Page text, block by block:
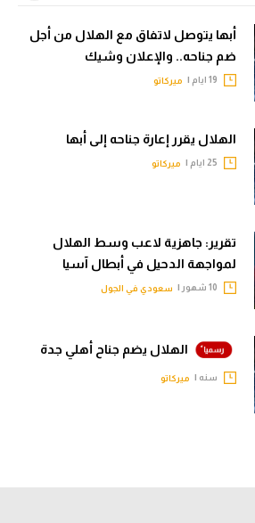
أبها يتوصل لاتفاق مع الهلال من أجل
ضم جناحه.. والإعلان وشيك
ميركاتو
الهلال يقرر إعارة جناحه إلى أبها
ميركاتو
تقرير: جاهزية لاعب وسط الهلال
لمواجهة الدحيل في أبطال آسيا
سعودي في الجول
الهلال يضم جناح أهلي جدة
سنه | ميركاتو